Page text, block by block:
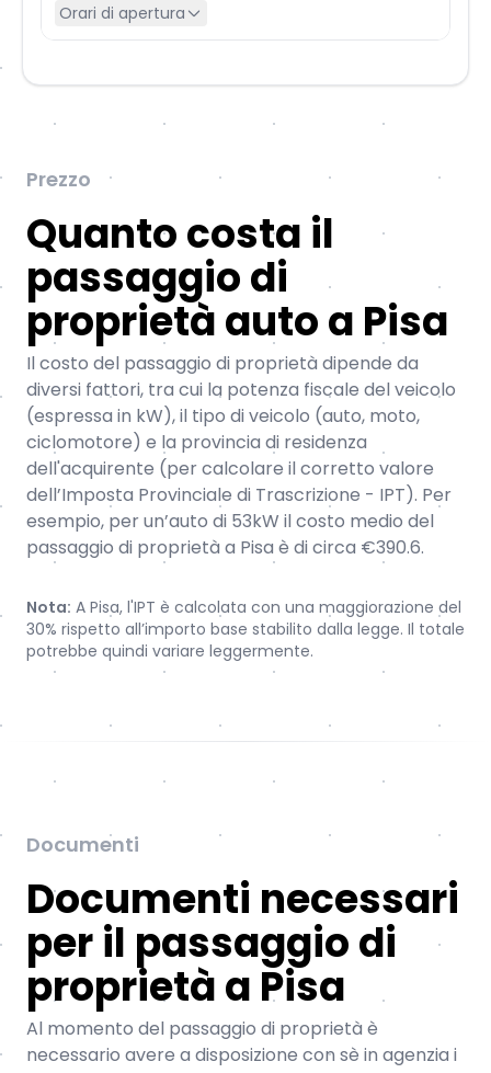
Orari di apertura
Prezzo
Quanto costa il
passaggio di
proprietà auto a Pisa
Il costo del passaggio di proprietà dipende da
diversi fattori, tra cui la potenza fiscale del veicolo
(espressa in kW), il tipo di veicolo (auto, moto,
ciclomotore) e la provincia di residenza
dell'acquirente (per calcolare il corretto valore
dell’Imposta Provinciale di Trascrizione - IPT). Per
esempio, per un’auto di 53kW il costo medio del
passaggio di proprietà a Pisa è di circa €390.6.
Nota: A Pisa, l'IPT è calcolata con una maggiorazione del
30% rispetto all’importo base stabilito dalla legge. Il totale
potrebbe quindi variare leggermente.
Documenti
Documenti necessari
per il passaggio di
proprietà a Pisa
Al momento del passaggio di proprietà è
necessario avere a disposizione con sè in agenzia i